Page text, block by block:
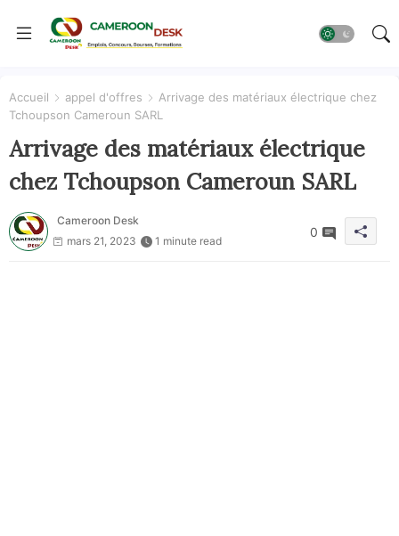
Accueil appel d'offres
Arrivage des matériaux électrique chez
Tchoupson Cameroun SARL
Arrivage des matériaux électrique
chez Tchoupson Cameroun SARL
Cameroon Desk
mars 21, 2023
1 minute read
0